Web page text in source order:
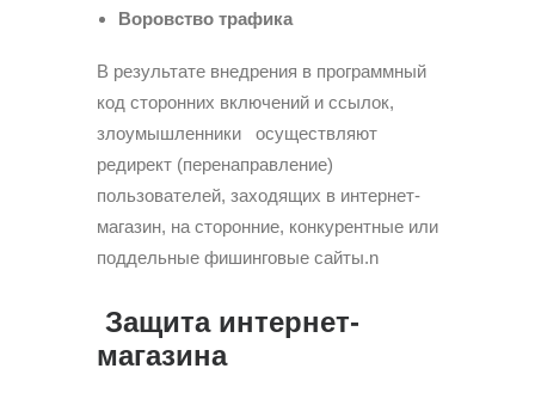
Воровство трафика
В результате внедрения в программный
код сторонних включений и ссылок,
злоумышленники осуществляют
редирект (перенаправление)
пользователей, заходящих в интернет-
магазин, на сторонние, конкурентные или
поддельные фишинговые сайты.n
Защита интернет-
магазина